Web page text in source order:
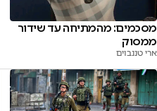
מסכמים: מהמתיחה עד שידור
ממסוק
ארי טננבוים